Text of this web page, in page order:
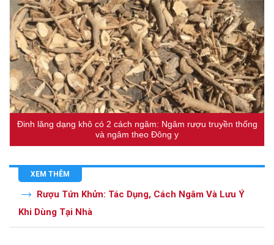
Đinh lăng dạng khô có 2 cách ngâm: Ngâm rượu truyền thống
và ngâm theo Đông y
XEM THÊM
Rượu Tứn Khửn: Tác Dụng, Cách Ngâm Và Lưu Ý
Khi Dùng Tại Nhà